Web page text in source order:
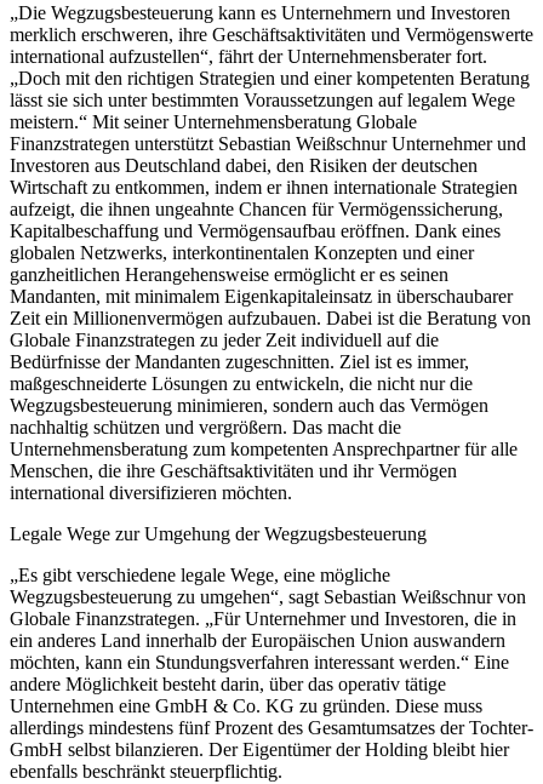
„Die Wegzugsbesteuerung kann es Unternehmern und Investoren
merklich erschweren, ihre Geschäftsaktivitäten und Vermögenswerte
international aufzustellen“, fährt der Unternehmensberater fort.
„Doch mit den richtigen Strategien und einer kompetenten Beratung
lässt sie sich unter bestimmten Voraussetzungen auf legalem Wege
meistern.“ Mit seiner Unternehmensberatung Globale
Finanzstrategen unterstützt Sebastian Weißschnur Unternehmer und
Investoren aus Deutschland dabei, den Risiken der deutschen
Wirtschaft zu entkommen, indem er ihnen internationale Strategien
aufzeigt, die ihnen ungeahnte Chancen für Vermögenssicherung,
Kapitalbeschaffung und Vermögensaufbau eröffnen. Dank eines
globalen Netzwerks, interkontinentalen Konzepten und einer
ganzheitlichen Herangehensweise ermöglicht er es seinen
Mandanten, mit minimalem Eigenkapitaleinsatz in überschaubarer
Zeit ein Millionenvermögen aufzubauen. Dabei ist die Beratung von
Globale Finanzstrategen zu jeder Zeit individuell auf die
Bedürfnisse der Mandanten zugeschnitten. Ziel ist es immer,
maßgeschneiderte Lösungen zu entwickeln, die nicht nur die
Wegzugsbesteuerung minimieren, sondern auch das Vermögen
nachhaltig schützen und vergrößern. Das macht die
Unternehmensberatung zum kompetenten Ansprechpartner für alle
Menschen, die ihre Geschäftsaktivitäten und ihr Vermögen
international diversifizieren möchten.
Legale Wege zur Umgehung der Wegzugsbesteuerung
„Es gibt verschiedene legale Wege, eine mögliche
Wegzugsbesteuerung zu umgehen“, sagt Sebastian Weißschnur von
Globale Finanzstrategen. „Für Unternehmer und Investoren, die in
ein anderes Land innerhalb der Europäischen Union auswandern
möchten, kann ein Stundungsverfahren interessant werden.“ Eine
andere Möglichkeit besteht darin, über das operativ tätige
Unternehmen eine GmbH & Co. KG zu gründen. Diese muss
allerdings mindestens fünf Prozent des Gesamtumsatzes der Tochter-
GmbH selbst bilanzieren. Der Eigentümer der Holding bleibt hier
ebenfalls beschränkt steuerpflichtig.